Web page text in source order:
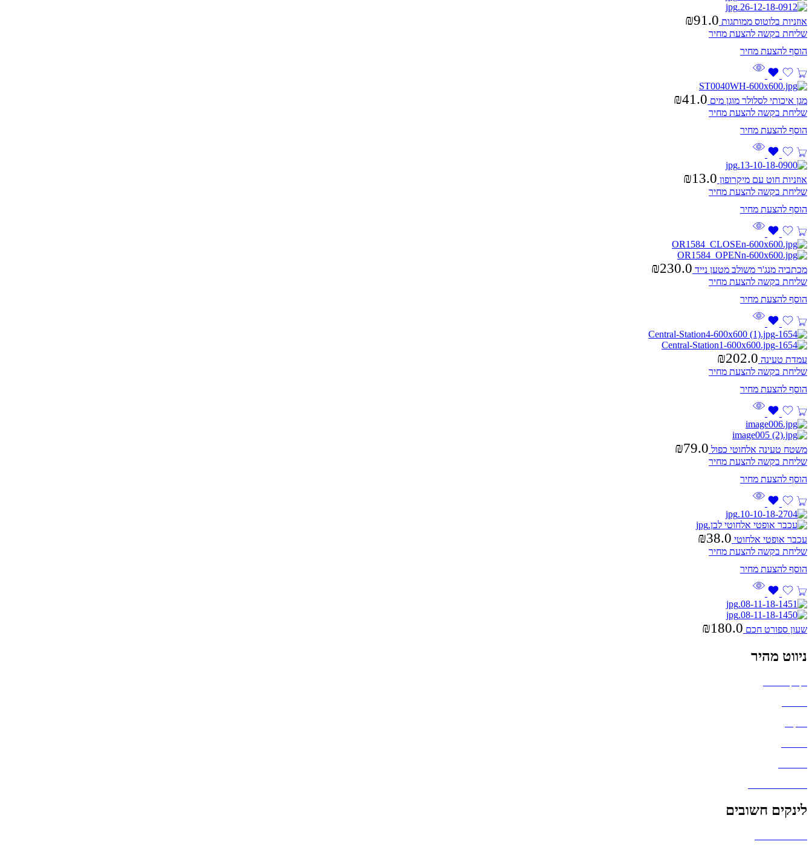
אוזניות בלוטוס ממותגות ₪91.0
שליחת בקשה להצעת מחיר
מגן איכותי לסלולר מוגן מים ₪41.0
שליחת בקשה להצעת מחיר
אוזניות חוט עם מיקרופון ₪13.0
שליחת בקשה להצעת מחיר
מכתביה מנג'ר משולב מטען נייד ₪230.0
שליחת בקשה להצעת מחיר
עמדת טעינה ₪202.0
שליחת בקשה להצעת מחיר
משטח טעינה אלחוטי כפול ₪79.0
שליחת בקשה להצעת מחיר
עכבר אופטי אלחוטי ₪38.0
שליחת בקשה להצעת מחיר
שעון ספורט חכם ₪180.0
ניווט מהיר
לינקים חשובים